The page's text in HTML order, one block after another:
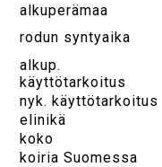
alkuperämaa
rodun syntyaika
alkup.
käyttötarkoitus
nyk. käyttötarkoitus
elinikä
koko
koiria Suomessa